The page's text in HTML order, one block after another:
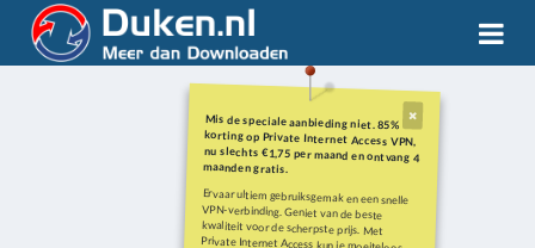
Mis de speciale aanbieding niet. 85%
korting op Private Internet Access VPN,
nu slechts €1,75 per maand en ontvang 4
maanden gratis.
Ervaar ultiem gebruiksgemak en een snelle
VPN-verbinding. Geniet van de beste
kwaliteit voor de scherpste prijs. Met
Private Internet Access kun je moeiteloos
torrents, Usenet en Netflix gebruiken! En
geld-terug-garantie van 30 dagen, dus je